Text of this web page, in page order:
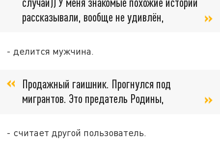
рассказывали, вообще не удивлён,
- делится мужчина.
Продажный гаишник. Прогнулся под
мигрантов. Это предатель Родины,
- считает другой пользователь.